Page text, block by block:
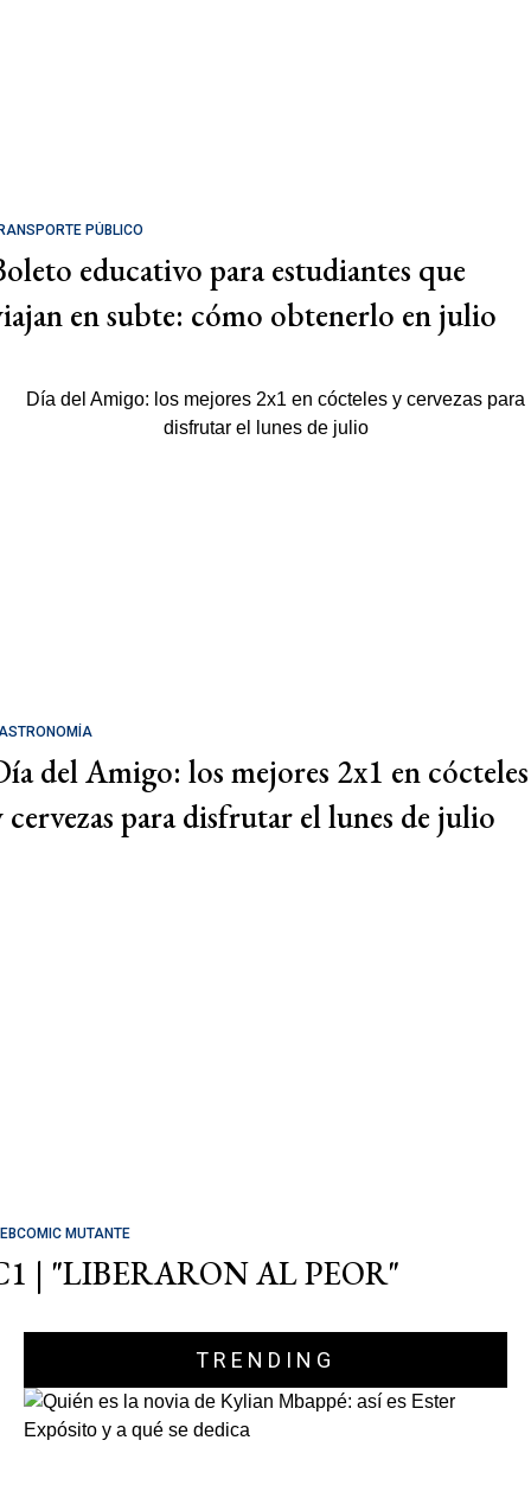
PÚBLICO
educativo para estudiantes que
en subte: cómo obtenerlo en julio
del Amigo: los mejores 2x1 en cócteles
cervezas para disfrutar el lunes de julio
MUTANTE
| "LIBERARON AL PEOR"
TRENDING